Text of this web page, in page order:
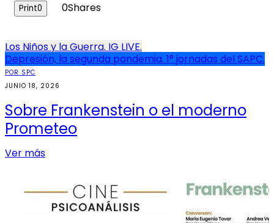
Print0 0Shares
Navegación
de
entradas
Los Niños y la Guerra. IG LIVE.
Depresión, la segunda pandemia. 1° jornadas del SAPC.
POR SPC
JUNIO 18, 2026
Sobre Frankenstein o el moderno
Prometeo
Ver más